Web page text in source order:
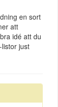
en sort
att
idé att du
just